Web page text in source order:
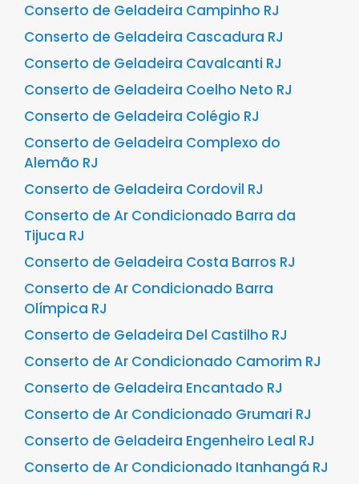
Conserto de Geladeira Campinho RJ
Conserto de Geladeira Cascadura RJ
Conserto de Geladeira Cavalcanti RJ
Conserto de Geladeira Coelho Neto RJ
Conserto de Geladeira Colégio RJ
Conserto de Geladeira Complexo do
Alemão RJ
Conserto de Geladeira Cordovil RJ
Conserto de Ar Condicionado Barra da
Tijuca RJ
Conserto de Geladeira Costa Barros RJ
Conserto de Ar Condicionado Barra
Olímpica RJ
Conserto de Geladeira Del Castilho RJ
Conserto de Ar Condicionado Camorim RJ
Conserto de Geladeira Encantado RJ
Conserto de Ar Condicionado Grumari RJ
Conserto de Geladeira Engenheiro Leal RJ
Conserto de Ar Condicionado Itanhangá RJ